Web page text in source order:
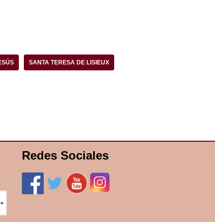
SANTA TERESA DE LISIEUX
Redes Sociales